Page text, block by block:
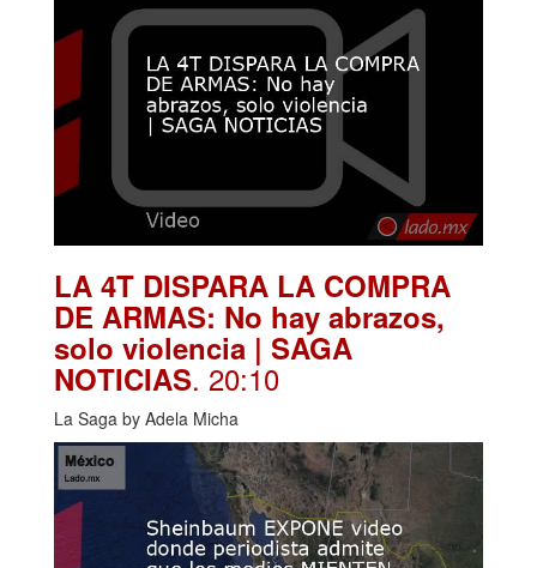
LA 4T DISPARA LA COMPRA
DE ARMAS: No hay abrazos,
solo violencia | SAGA
NOTICIAS. 20:10
La Saga by Adela Micha